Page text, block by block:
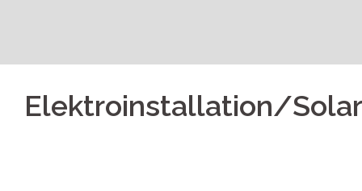
Elektroinstallation/Solar